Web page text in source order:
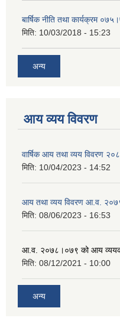
बार्षिक नीति तथा कार्यक्रम
मिति: 10/03/2018 - 15:23
अन्य
आय व्यय विवरण
वार्षिक आय तथा व्यय विवरण
मिति: 10/04/2023 - 14:52
आय तथा व्यय विवरण आ.व.
मिति: 08/06/2023 - 16:53
आ.व. २०७८।०७९ को आय
मिति: 08/12/2021 - 10:00
अन्य